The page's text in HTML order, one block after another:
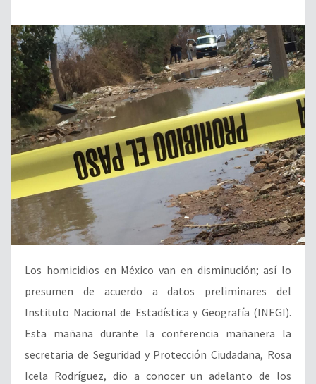
Los homicidios en México van en disminución; así lo
presumen de acuerdo a datos preliminares del
Instituto Nacional de Estadística y Geografía (INEGI).
Esta mañana durante la conferencia mañanera la
secretaria de Seguridad y Protección Ciudadana, Rosa
Icela Rodríguez, dio a conocer un adelanto de los